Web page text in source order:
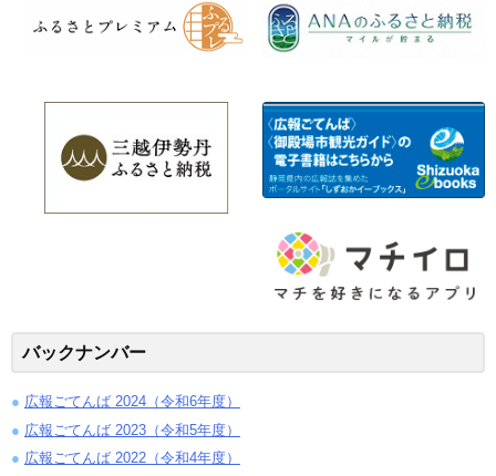
バックナンバー
広報ごてんば 2024（令和6年度）
広報ごてんば 2023（令和5年度）
広報ごてんば 2022（令和4年度）